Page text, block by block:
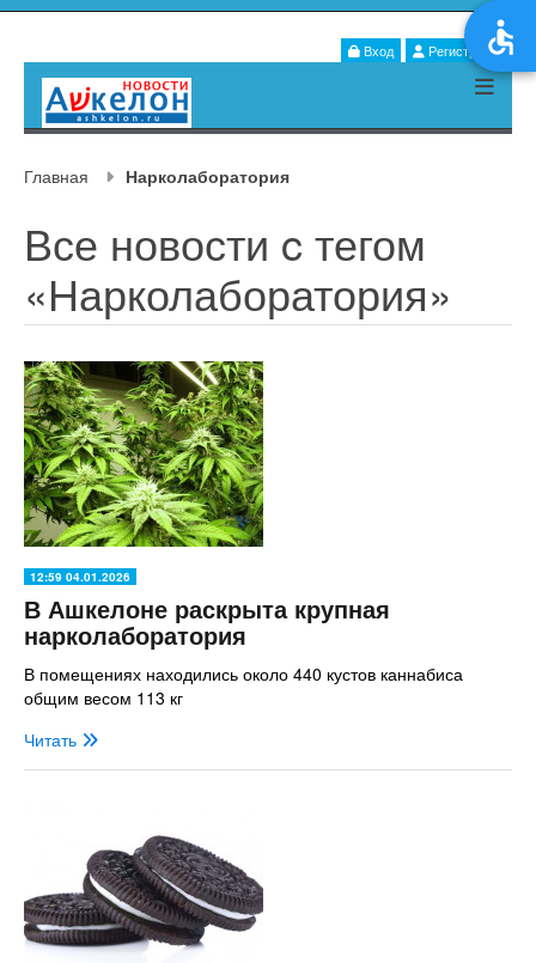
Вход Регистрация
Главная Нарколаборатория
Все новости c тегом
«Нарколаборатория»
12:59 04.01.2026
В Ашкелоне раскрыта крупная
нарколаборатория
В помещениях находились около 440 кустов каннабиса
общим весом 113 кг
Читать